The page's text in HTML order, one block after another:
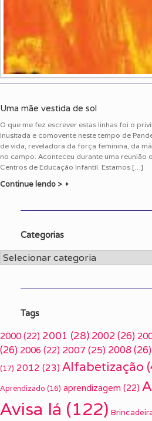
Uma mãe vestida de sol
O que me fez escrever estas linhas foi o
inusitada e comovente neste tempo de
de vida, reveladora da força feminina, da
no campo. Aconteceu durante uma reunião
Centros de Educação Infantil. Estamos […]
Continue lendo >
Categorias
Categorias
Tags
2000 (22) 2001 (28) 2002(26)
(26) 2006 (22) 2007 (25) 2008(26)
(17) 2012 (23) Alfabetização
Aprendizado (16) aprendizagem (22)
Avisa lá (122)